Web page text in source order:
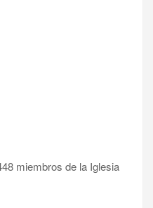
miembros de la Iglesia